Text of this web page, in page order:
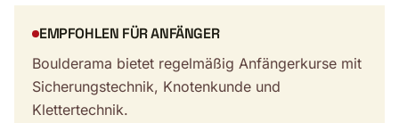
EMPFOHLEN FÜR ANFÄNGER
Boulderama bietet regelmäßig Anfängerkurse mit
Sicherungstechnik, Knotenkunde und
Klettertechnik.